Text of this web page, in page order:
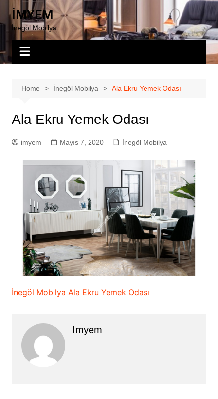
content
İMYEM
İnegöl Mobilya
Home İnegöl Mobilya Ala Ekru Yemek Odası
Ala Ekru Yemek Odası
imyem Mayıs 7, 2020 İnegöl Mobilya
İnegöl Mobilya Ala Ekru Yemek Odası
Imyem